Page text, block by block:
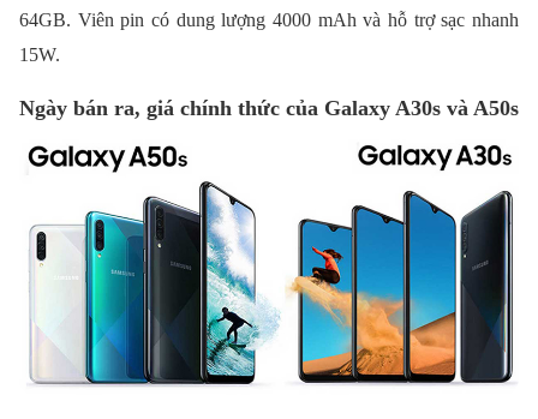
64GB. Viên pin có dung lượng 4000 mAh và hỗ trợ sạc nhanh
15W.
Ngày bán ra, giá chính thức của Galaxy A30s và A50s